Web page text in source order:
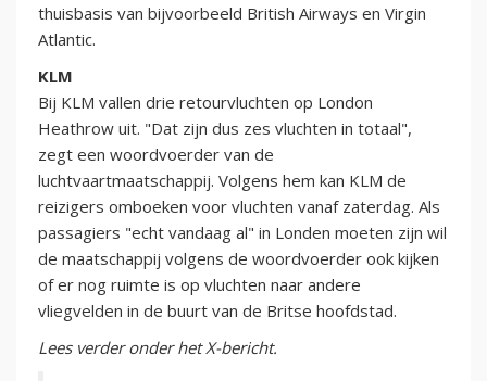
thuisbasis van bijvoorbeeld British Airways en Virgin
Atlantic.
KLM
Bij KLM vallen drie retourvluchten op London
Heathrow uit. "Dat zijn dus zes vluchten in totaal",
zegt een woordvoerder van de
luchtvaartmaatschappij. Volgens hem kan KLM de
reizigers omboeken voor vluchten vanaf zaterdag. Als
passagiers "echt vandaag al" in Londen moeten zijn wil
de maatschappij volgens de woordvoerder ook kijken
of er nog ruimte is op vluchten naar andere
vliegvelden in de buurt van de Britse hoofdstad.
Lees verder onder het X-bericht.